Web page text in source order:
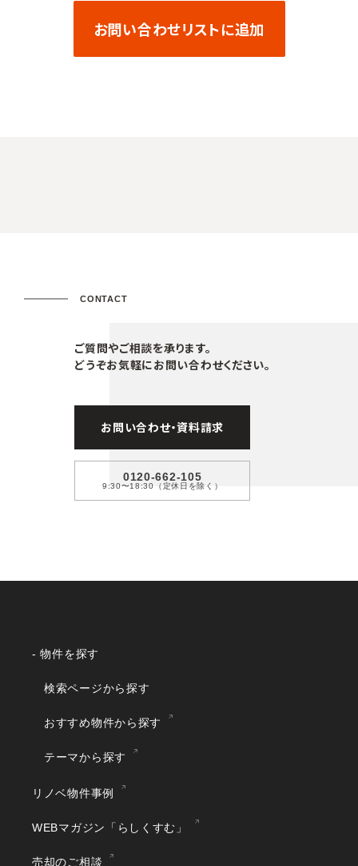
お問い合わせリストに追加
CONTACT
ご質問やご相談を承ります。
どうぞお気軽にお問い合わせください。
お問い合わせ・資料請求
0120-662-105
9:30〜18:30（定休日を除く）
- 物件を探す
検索ページから探す
おすすめ物件から探す
テーマから探す
リノベ物件事例
WEBマガジン「らしくすむ」
売却のご相談